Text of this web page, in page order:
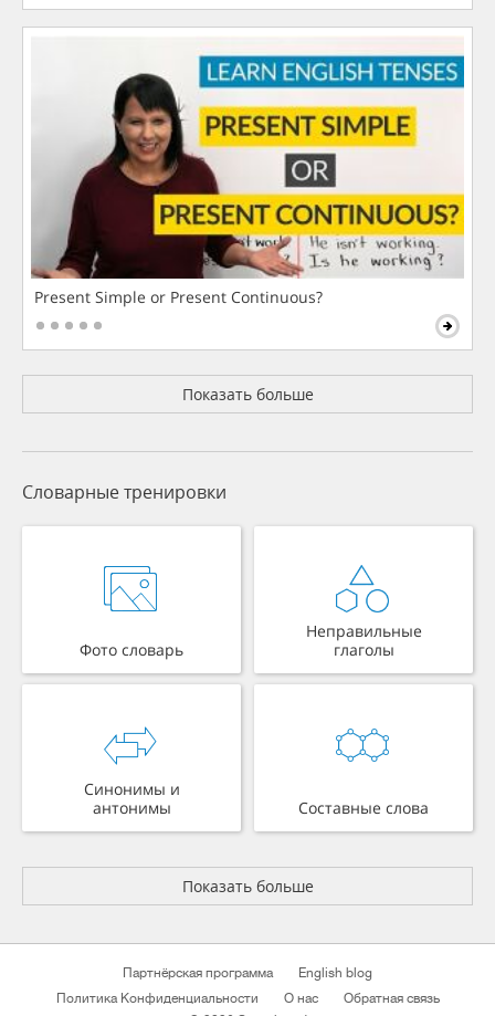
Present Simple or Present Continuous?
Показать больше
Словарные тренировки
Фото словарь
Неправильные
глаголы
Синонимы и
антонимы
Составные слова
Показать больше
Партнёрская программа
English blog
Политика Конфиденциальности
О нас
Обратная связь